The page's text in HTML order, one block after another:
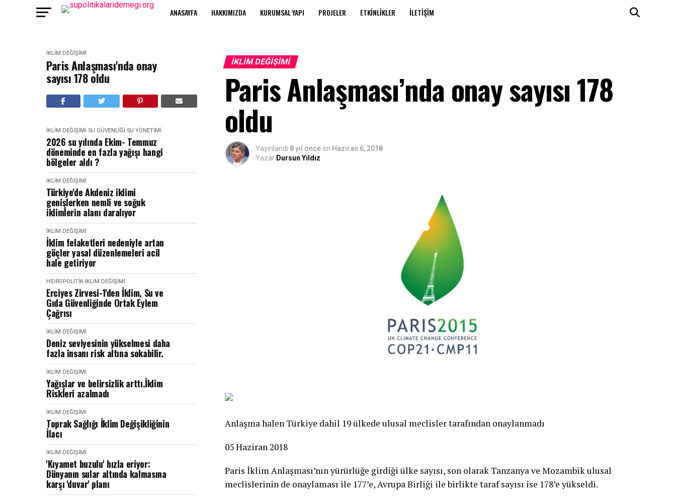
ANASAYFA HAKKIMIZDA KURUMSAL YAPI PROJELER ETKINLIKLER İLETIŞIM
İKLIM DEĞIŞIMI
Paris Anlaşması'nda onay
sayısı 178 oldu
İKLIM DEĞIŞIMI SU GÜVENLIĞI SU YÖNETIMI
2026 su yılında Ekim- Temmuz
döneminde en fazla yağışı hangi
bölgeler aldı ?
İKLIM DEĞIŞIMI
Türkiye'de Akdeniz iklimi
genişlerken nemli ve soğuk
iklimlerin alanı daralıyor
İKLIM DEĞIŞIMI
İklim felaketleri nedeniyle artan
göçler yasal düzenlemeleri acil
hale getiriyor
HIDROPOLITIK İKLIM DEĞIŞIMI
Erciyes Zirvesi-1'den İklim, Su ve
Gıda Güvenliğinde Ortak Eylem
Çağrısı
İKLIM DEĞIŞIMI
Deniz seviyesinin yükselmesi daha
fazla insanı risk altına sokabilir.
İKLIM DEĞIŞIMI
Yağışlar ve belirsizlik arttı.İklim
Riskleri azalmadı
İKLIM DEĞIŞIMI
Toprak Sağlığı İklim Değişikliğinin
İlacı
İKLIM DEĞIŞIMI
'Kıyamet buzulu' hızla eriyor:
Dünyanın sular altında kalmasına
karşı 'duvar' planı
İKLIM DEĞIŞIMI
Paris Anlaşması’nda onay sayısı 178
oldu
Yayınlandı 8 yıl önce on Haziran 6, 2018
Yazar Dursun Yıldız
Anlaşma halen Türkiye dahil 19 ülkede ulusal meclisler tarafından onaylanmadı
05 Haziran 2018
Paris İklim Anlaşması’nın yürürlüğe girdiği ülke sayısı, son olarak Tanzanya ve Mozambik ulusal
meclislerinin de onaylaması ile 177’e, Avrupa Birliği ile birlikte taraf sayısı ise 178’e yükseldi.